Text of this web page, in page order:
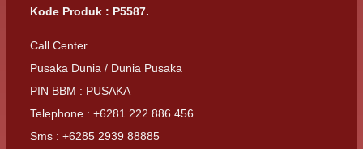
Kode Produk : P5587.
Call Center
Pusaka Dunia / Dunia Pusaka
PIN BBM : PUSAKA
Telephone : +6281 222 886 456
Sms : +6285 2939 88885